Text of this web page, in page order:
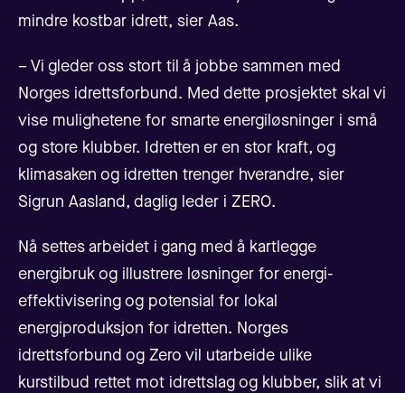
mindre kostbar idrett, sier Aas.
– Vi gleder oss stort til å jobbe sammen med
Norges idrettsforbund. Med dette prosjektet skal vi
vise mulighetene for smarte energiløsninger i små
og store klubber. Idretten er en stor kraft, og
klimasaken og idretten trenger hverandre, sier
Sigrun Aasland, daglig leder i ZERO.
Nå settes arbeidet i gang med å kartlegge
energibruk og illustrere løsninger for energi-
effektivisering og potensial for lokal
energiproduksjon for idretten. Norges
idrettsforbund og Zero vil utarbeide ulike
kurstilbud rettet mot idrettslag og klubber, slik at vi